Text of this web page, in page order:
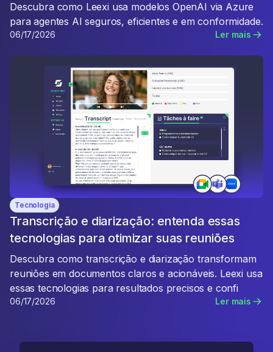
Descubra como Leexi usa modelos OpenAI via Azure
para agentes AI seguros, eficientes e em conformidade.
06/17/2026 Ler mais
Tecnologia
Transcrição e diarização: entenda essas
tecnologias para otimizar suas reuniões
Descubra como transcrição e diarização transformam
reuniões em documentos claros e acionáveis. Leexi usa
essas tecnologias para resultados precisos e confi
06/17/2026 Ler mais